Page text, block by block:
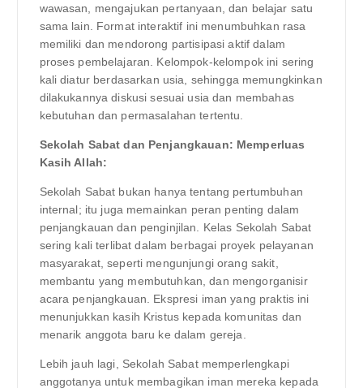
wawasan, mengajukan pertanyaan, dan belajar satu
sama lain. Format interaktif ini menumbuhkan rasa
memiliki dan mendorong partisipasi aktif dalam
proses pembelajaran. Kelompok-kelompok ini sering
kali diatur berdasarkan usia, sehingga memungkinkan
dilakukannya diskusi sesuai usia dan membahas
kebutuhan dan permasalahan tertentu.
Sekolah Sabat dan Penjangkauan: Memperluas
Kasih Allah:
Sekolah Sabat bukan hanya tentang pertumbuhan
internal; itu juga memainkan peran penting dalam
penjangkauan dan penginjilan. Kelas Sekolah Sabat
sering kali terlibat dalam berbagai proyek pelayanan
masyarakat, seperti mengunjungi orang sakit,
membantu yang membutuhkan, dan mengorganisir
acara penjangkauan. Ekspresi iman yang praktis ini
menunjukkan kasih Kristus kepada komunitas dan
menarik anggota baru ke dalam gereja.
Lebih jauh lagi, Sekolah Sabat memperlengkapi
anggotanya untuk membagikan iman mereka kepada